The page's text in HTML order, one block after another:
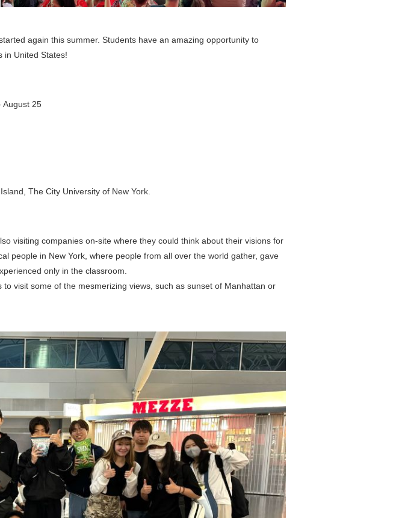
again this summer. Students have an amazing opportunity to
in United States!
August 25
The City University of New York.
visiting companies on-site where they could think about their visions for
people in New York, where people from all over the world gather, gave
only in the classroom.
visit some of the mesmerizing views, such as sunset of Manhattan or